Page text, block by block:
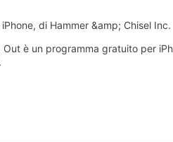
di Hammer &amp; Chisel Inc.
Out è un programma gratuito per